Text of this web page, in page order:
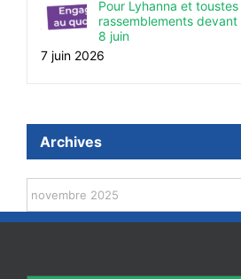
Pour Lyhanna et
rassemblements
8 juin
7 juin 2026
Archives
Archives